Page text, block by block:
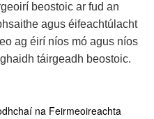
beostoic ar fud an
agus éifeachtúlacht
ag éirí níos mó agus níos
táirgeadh beostoic.
na Feirmeoireachta